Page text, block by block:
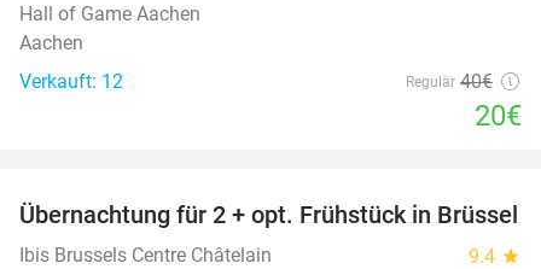
Hall of Game Aachen
Aachen
Verkauft: 12
Regulär 40€
20€
29%
Übernachtung für 2 + opt. Frühstück in Brüssel
Ibis Brussels Centre Châtelain 9.4 star